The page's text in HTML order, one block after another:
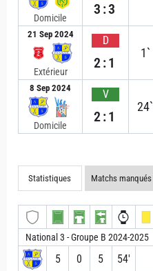
Domicile
3:3
21 Sep 2024
Extérieur
D
2:1
1`
8 Sep 2024
Domicile
V
2:1
24`
Statistiques Matchs manqués
National 3 - Groupe B 2024-2025
5 0 5 54′